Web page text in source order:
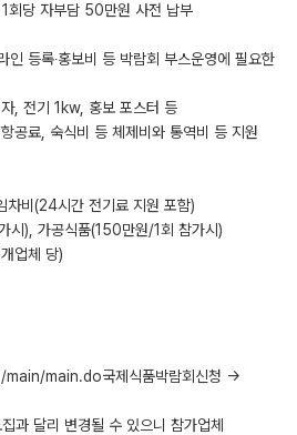
회당 자부담 50만원 사전 납부
인 등록‧홍보비 등 박람회 부스운영에 필요한
, 전기 1kw, 홍보 포스터 등
공료, 숙식비 등 체제비와 통역비 등 지원
차비(24시간 전기료 지원 포함)
시), 가공식품(150만원/1회 참가시)
업체 당)
main.do국제식품박람회신청 →
과 달리 변경될 수 있으니 참가업체